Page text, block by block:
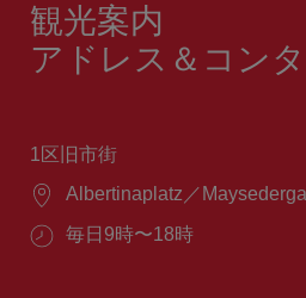
観光案内
アドレス＆コン
1区旧市街
場
Albertinaplatz／
営
毎日9時〜18時